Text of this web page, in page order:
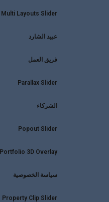
Multi Layouts Slider
عبيد الشارد
فريق العمل
Parallax Slider
الشركاء
Popout Slider
Portfolio 3D Overlay
سياسة الخصوصية
Property Clip Slider